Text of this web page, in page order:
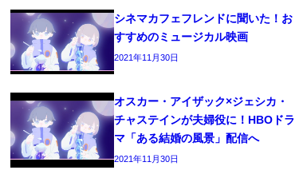
シネマカフェフレンドに聞いた！お
すすめのミュージカル映画
2021年11月30日
オスカー・アイザック×ジェシカ・
チャステインが夫婦役に！HBOドラ
マ「ある結婚の風景」配信へ
2021年11月30日